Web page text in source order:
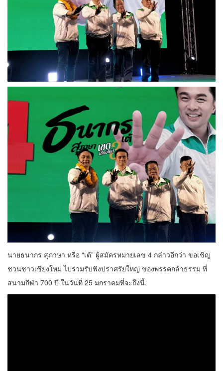
นายธนากร สุภาษา หรือ “เต้” ผู้สมัครหมายเลข 4 กล่าวอีกว่า ขอเชิญ
ชวนชาวเชียงใหม่ ไปร่วมรับฟังปราศรัยใหญ่ ของพรรคกล้าธรรม ที่
สนามกีฬา 700 ปี ในวันที่ 25 มกราคมที่จะถึงนี้.